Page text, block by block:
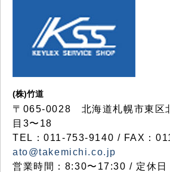
(株)竹道
〒065-0028 北海道札幌市東区
目3〜18
TEL：011-753-9140 / FAX：
ato@takemichi.co.jp
営業時間：8:30〜17:30 / 定休日